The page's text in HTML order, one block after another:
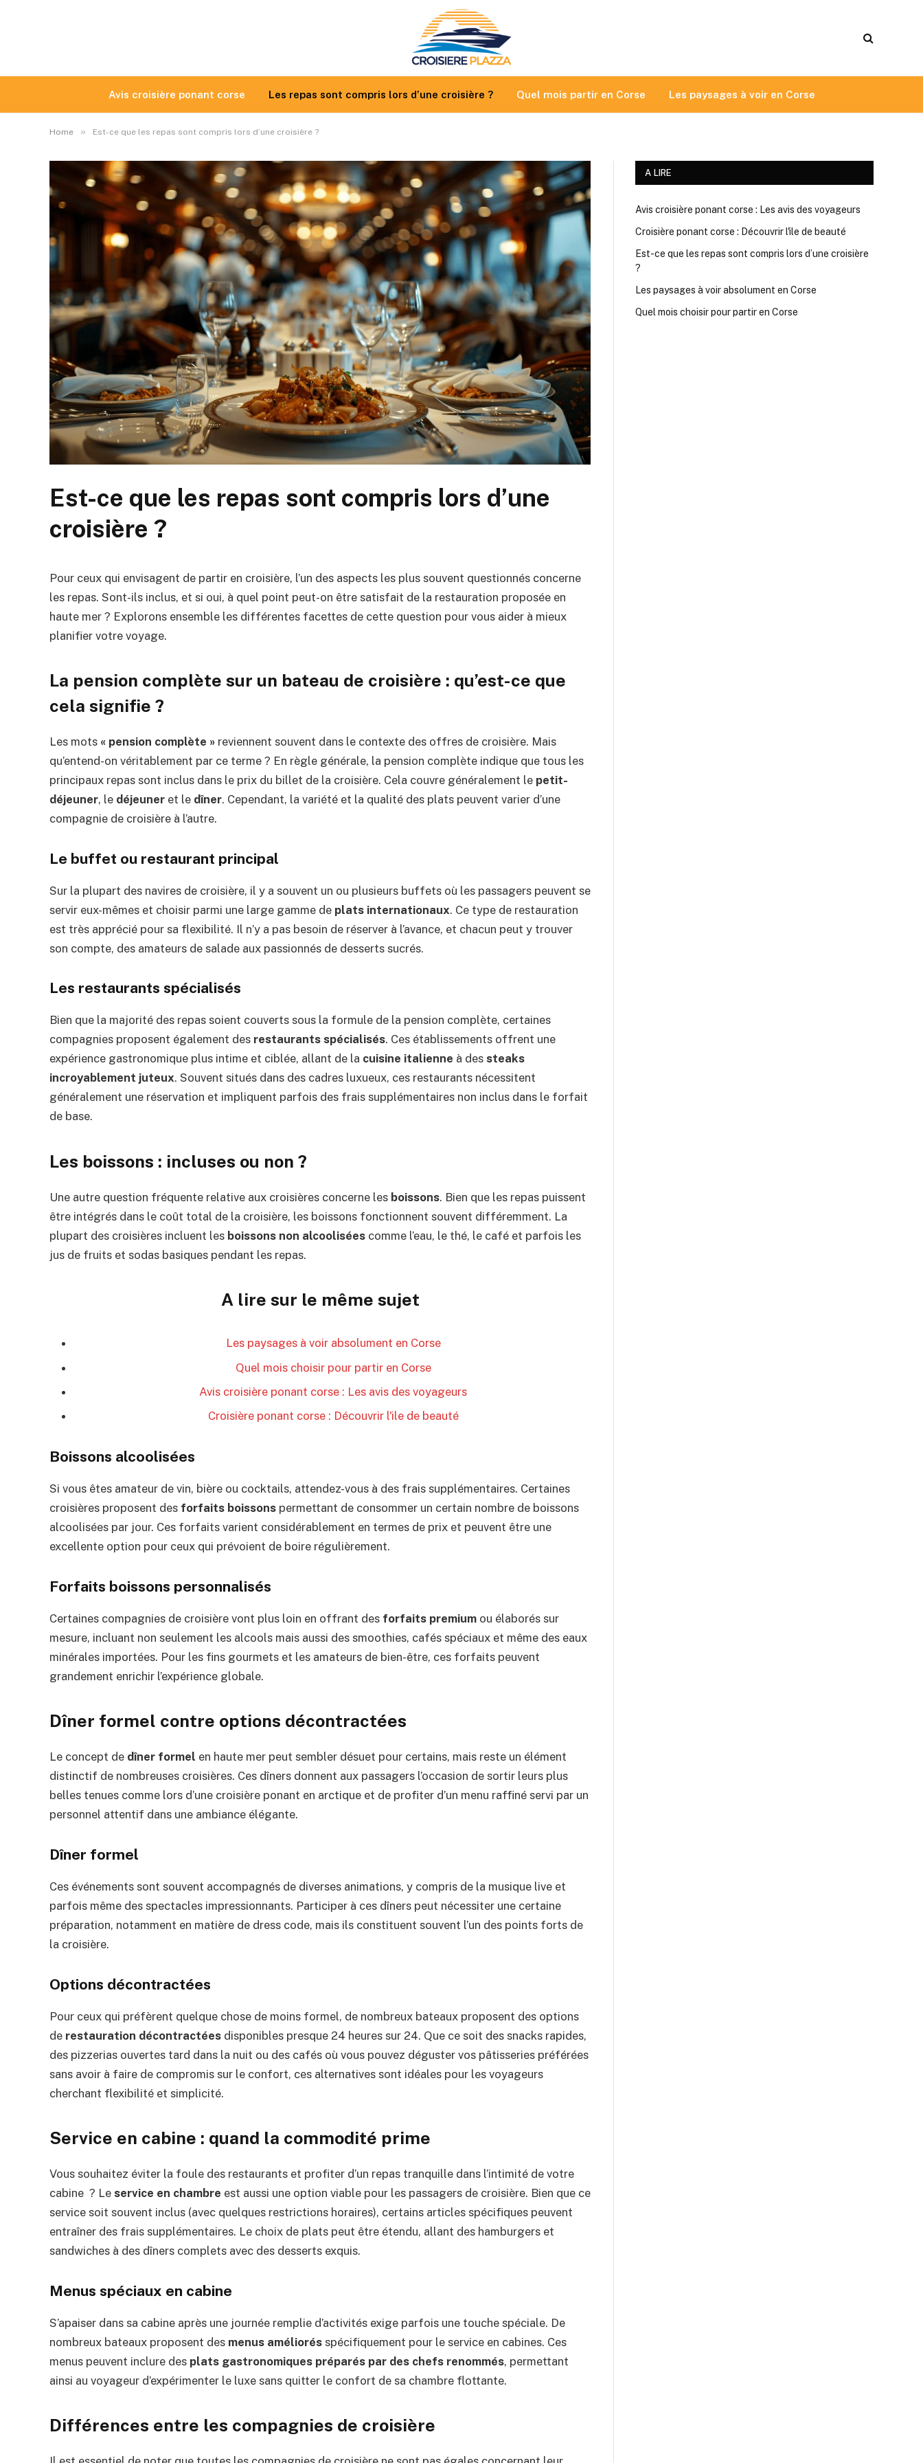
Avis croisière ponant corse Les repas sont compris lors d’une croisière ? Quel mois partir en Corse Les paysages à voir en Corse
Home » Est-ce que les repas sont compris lors d’une croisière ?
Est-ce que les repas sont compris lors d’une
croisière ?
Pour ceux qui envisagent de partir en croisière, l’un des aspects les plus souvent questionnés concerne
les repas. Sont-ils inclus, et si oui, à quel point peut-on être satisfait de la restauration proposée en
haute mer ? Explorons ensemble les différentes facettes de cette question pour vous aider à mieux
planifier votre voyage.
La pension complète sur un bateau de croisière : qu’est-ce que
cela signifie ?
Les mots « pension complète » reviennent souvent dans le contexte des offres de croisière. Mais
qu’entend-on véritablement par ce terme ? En règle générale, la pension complète indique que tous les
principaux repas sont inclus dans le prix du billet de la croisière. Cela couvre généralement le petit-
déjeuner, le déjeuner et le dîner. Cependant, la variété et la qualité des plats peuvent varier d’une
compagnie de croisière à l’autre.
Le buffet ou restaurant principal
Sur la plupart des navires de croisière, il y a souvent un ou plusieurs buffets où les passagers peuvent se
servir eux-mêmes et choisir parmi une large gamme de plats internationaux. Ce type de restauration
est très apprécié pour sa flexibilité. Il n’y a pas besoin de réserver à l’avance, et chacun peut y trouver
son compte, des amateurs de salade aux passionnés de desserts sucrés.
Les restaurants spécialisés
Bien que la majorité des repas soient couverts sous la formule de la pension complète, certaines
compagnies proposent également des restaurants spécialisés. Ces établissements offrent une
expérience gastronomique plus intime et ciblée, allant de la cuisine italienne à des steaks
incroyablement juteux. Souvent situés dans des cadres luxueux, ces restaurants nécessitent
généralement une réservation et impliquent parfois des frais supplémentaires non inclus dans le forfait
de base.
Les boissons : incluses ou non ?
Une autre question fréquente relative aux croisières concerne les boissons. Bien que les repas puissent
être intégrés dans le coût total de la croisière, les boissons fonctionnent souvent différemment. La
plupart des croisières incluent les boissons non alcoolisées comme l’eau, le thé, le café et parfois les
jus de fruits et sodas basiques pendant les repas.
A lire sur le même sujet
Les paysages à voir absolument en Corse
Quel mois choisir pour partir en Corse
Avis croisière ponant corse : Les avis des voyageurs
Croisière ponant corse : Découvrir l'ile de beauté
Boissons alcoolisées
Si vous êtes amateur de vin, bière ou cocktails, attendez-vous à des frais supplémentaires. Certaines
croisières proposent des forfaits boissons permettant de consommer un certain nombre de boissons
alcoolisées par jour. Ces forfaits varient considérablement en termes de prix et peuvent être une
excellente option pour ceux qui prévoient de boire régulièrement.
Forfaits boissons personnalisés
Certaines compagnies de croisière vont plus loin en offrant des forfaits premium ou élaborés sur
mesure, incluant non seulement les alcools mais aussi des smoothies, cafés spéciaux et même des eaux
minérales importées. Pour les fins gourmets et les amateurs de bien-être, ces forfaits peuvent
grandement enrichir l’expérience globale.
Dîner formel contre options décontractées
Le concept de dîner formel en haute mer peut sembler désuet pour certains, mais reste un élément
distinctif de nombreuses croisières. Ces dîners donnent aux passagers l’occasion de sortir leurs plus
belles tenues comme lors d’une croisière ponant en arctique et de profiter d’un menu raffiné servi par un
personnel attentif dans une ambiance élégante.
Dîner formel
Ces événements sont souvent accompagnés de diverses animations, y compris de la musique live et
parfois même des spectacles impressionnants. Participer à ces dîners peut nécessiter une certaine
préparation, notamment en matière de dress code, mais ils constituent souvent l’un des points forts de
la croisière.
Options décontractées
Pour ceux qui préfèrent quelque chose de moins formel, de nombreux bateaux proposent des options
de restauration décontractées disponibles presque 24 heures sur 24. Que ce soit des snacks rapides,
des pizzerias ouvertes tard dans la nuit ou des cafés où vous pouvez déguster vos pâtisseries préférées
sans avoir à faire de compromis sur le confort, ces alternatives sont idéales pour les voyageurs
cherchant flexibilité et simplicité.
Service en cabine : quand la commodité prime
Vous souhaitez éviter la foule des restaurants et profiter d’un repas tranquille dans l’intimité de votre
cabine ? Le service en chambre est aussi une option viable pour les passagers de croisière. Bien que ce
service soit souvent inclus (avec quelques restrictions horaires), certains articles spécifiques peuvent
entraîner des frais supplémentaires. Le choix de plats peut être étendu, allant des hamburgers et
sandwiches à des dîners complets avec des desserts exquis.
Menus spéciaux en cabine
S’apaiser dans sa cabine après une journée remplie d’activités exige parfois une touche spéciale. De
nombreux bateaux proposent des menus améliorés spécifiquement pour le service en cabines. Ces
menus peuvent inclure des plats gastronomiques préparés par des chefs renommés, permettant
ainsi au voyageur d’expérimenter le luxe sans quitter le confort de sa chambre flottante.
Différences entre les compagnies de croisière
A LIRE
Avis croisière ponant corse : Les avis des voyageurs
Croisière ponant corse : Découvrir l'ile de beauté
Est-ce que les repas sont compris lors d’une croisière
?
Les paysages à voir absolument en Corse
Quel mois choisir pour partir en Corse